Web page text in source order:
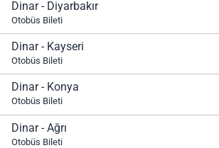
Dinar - Diyarbakır
Otobüs Bileti
Dinar - Kayseri
Otobüs Bileti
Dinar - Konya
Otobüs Bileti
Dinar - Ağrı
Otobüs Bileti